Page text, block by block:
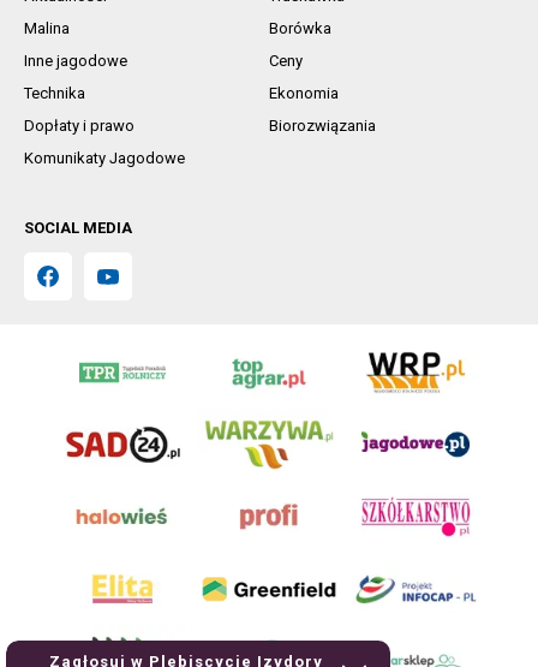
Zagłosuj w Plebiscycie Izydory
Malina
Borówka
Inne jagodowe
Ceny
Technika
Ekonomia
Dopłaty i prawo
Biorozwiązania
Komunikaty Jagodowe
SOCIAL MEDIA